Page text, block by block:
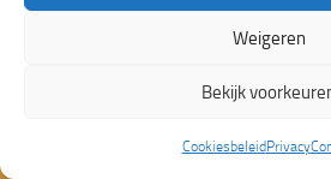
Weigeren
Bekijk
CookiesbeleidPrivacy